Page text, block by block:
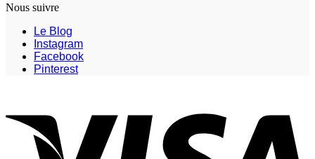
Nous suivre
Le Blog
Instagram
Facebook
Pinterest